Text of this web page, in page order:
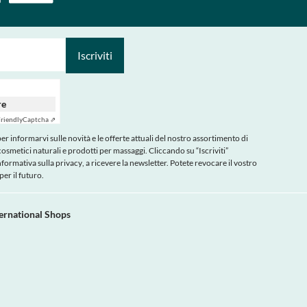
Iscriviti
Captcha ⇗
informarvi sulle novità e le offerte attuali del nostro assortimento di
naturali e prodotti per massaggi. Cliccando su “Iscriviti”
sulla privacy, a ricevere la newsletter. Potete revocare il vostro
il futuro.
Shops